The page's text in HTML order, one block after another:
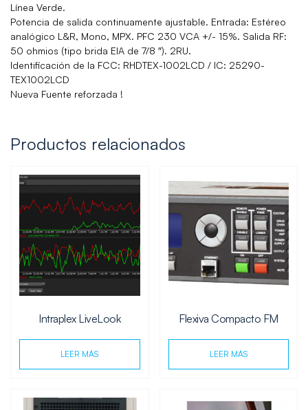
Línea Verde.
Potencia de salida continuamente ajustable. Entrada: Estéreo
analógico L&R, Mono, MPX. PFC 230 VCA +/- 15%. Salida RF:
50 ohmios (tipo brida EIA de 7/8 ″). 2RU.
Identificación de la FCC: RHDTEX-1002LCD / IC: 25290-
TEX1002LCD
Nueva Fuente reforzada !
Productos relacionados
Intraplex LiveLook
LEER MÁS
Flexiva Compacto FM
LEER MÁS